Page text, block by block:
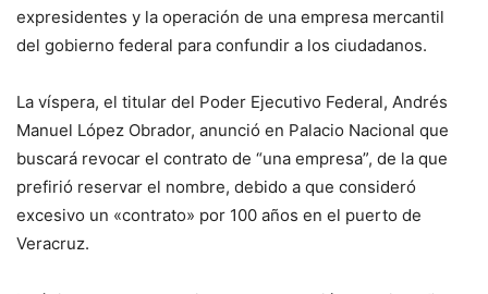
expresidentes y la operación de una empresa mercantil
del gobierno federal para confundir a los ciudadanos.
La víspera, el titular del Poder Ejecutivo Federal, Andrés
Manuel López Obrador, anunció en Palacio Nacional que
buscará revocar el contrato de “una empresa”, de la que
prefirió reservar el nombre, debido a que consideró
excesivo un «contrato» por 100 años en el puerto de
Veracruz.